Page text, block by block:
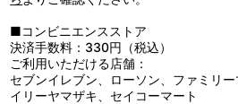
■コンビニエンスストア
決済手数料：330円（税込）
ご利用いただける店舗：
セブンイレブン、ローソン、ファミリ
イリーヤマザキ、セイコーマート